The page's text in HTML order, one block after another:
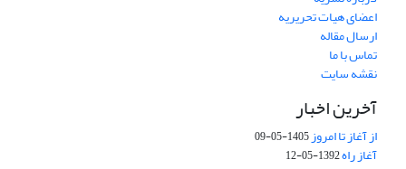
اعضای هیات تحریریه
ارسال مقاله
تماس با ما
نقشه سایت
آخرین اخبار
از آغاز تا امروز1405-05-09
آغاز راه1392-05-12